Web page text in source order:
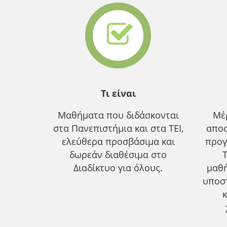
Τι είναι
Μαθήματα που διδάσκονται
στα Πανεπιστήμια και στα ΤΕΙ,
ελεύθερα προσβάσιμα και
δωρεάν διαθέσιμα στο
Διαδίκτυο για όλους.